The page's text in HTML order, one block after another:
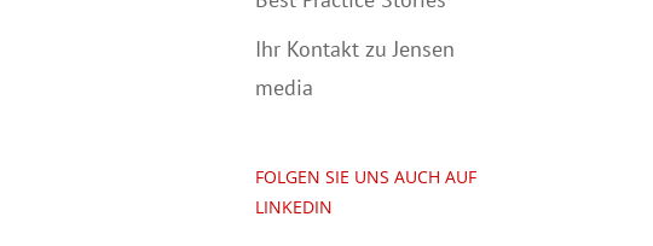
Ihr Kontakt zu Jensen
media
FOLGEN SIE UNS AUCH AUF
LINKEDIN